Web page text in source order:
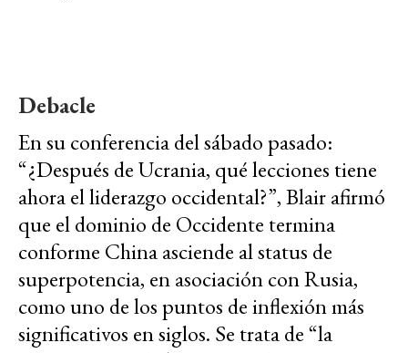
Debacle
En su conferencia del sábado pasado:
“¿Después de Ucrania, qué lecciones tiene
ahora el liderazgo occidental?”, Blair afirmó
que el dominio de Occidente termina
conforme China asciende al status de
superpotencia, en asociación con Rusia,
como uno de los puntos de inflexión más
significativos en siglos. Se trata de “la